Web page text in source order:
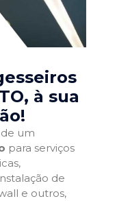
, à sua
um
para serviços
de
e outros,